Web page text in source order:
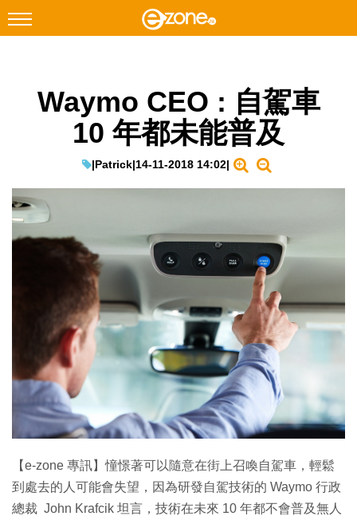
Facebook Instagram
遊戲動漫
教學評測
生成式AI與雲端應用
Enterprise Digital Transformation
特集
Waymo CEO : 自駕車
10 年都未能普及
|Patrick|14-11-2018 14:02|
【e-zone 專訊】憧憬著可以隨意在街上召喚自駕車，輕鬆
到處去的人可能會失望，因為研發自駕技術的 Waymo 行政
總裁 John Krafcik 坦言，技術在未來 10 年都不會普及無人